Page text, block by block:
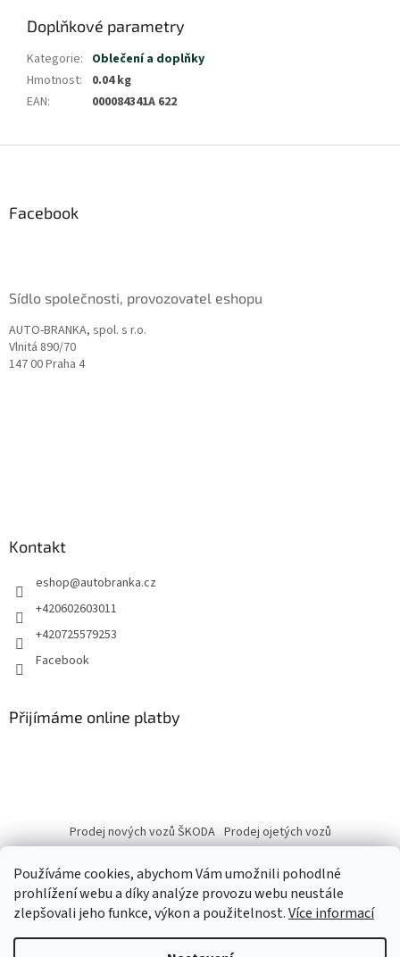
Používáme cookies, abychom Vám umožnili pohodlné
prohlížení webu a díky analýze provozu webu neustále
zlepšovali jeho funkce, výkon a použitelnost.Více informací
Doplňkové parametry
Kategorie: Oblečení a doplňky
Hmotnost:
0.04 kg
EAN: 000084341A 622
Facebook
Sídlo společnosti, provozovatel eshopu
AUTO-BRANKA, spol. s r.o.
Vlnitá 890/70
147 00 Praha 4
Kontakt
eshop@autobranka.cz
+420602603011
+420725579253
Facebook
Přijímáme online platby
Prodej nových vozů ŠKODA Prodej ojetých vozů